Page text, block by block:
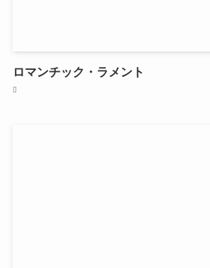
ロマンチック・ラメント